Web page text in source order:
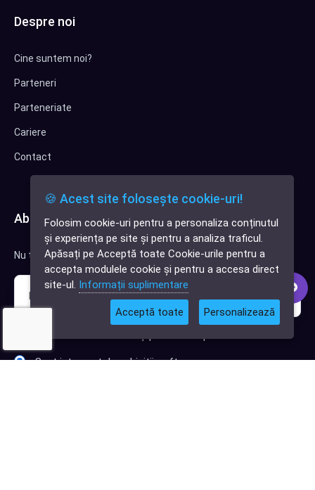
✕
Cauți o aplicație
software?
Despre noi
Cine suntem noi?
Parteneri
Parteneriate
Cariere
Contact
Abonează-te la newsletter
Nu trimitem spam, deci nu îți face griji.
Sunt interesat de achiziții software
🍪 Acest site folosește cookie-uri!
Folosim cookie-uri pentru a personaliza conținutul
și experiența pe site și pentru a analiza traficul.
Apăsați pe Acceptă toate Cookie-urile pentru a
accepta modulele cookie și pentru a accesa direct
site-ul. Informații suplimentare
Acceptă toate Personalizează